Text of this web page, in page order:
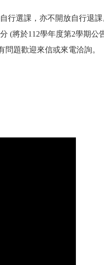
行選課，亦不開放自行退課
(將於112學年度第2學期公
問題歡迎來信或來電洽詢。